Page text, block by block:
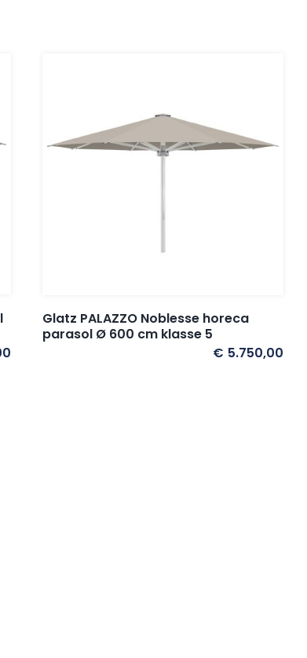
Glatz PALAZZO Noblesse horeca
parasol Ø 600 cm klasse 5
€ 5.750,00